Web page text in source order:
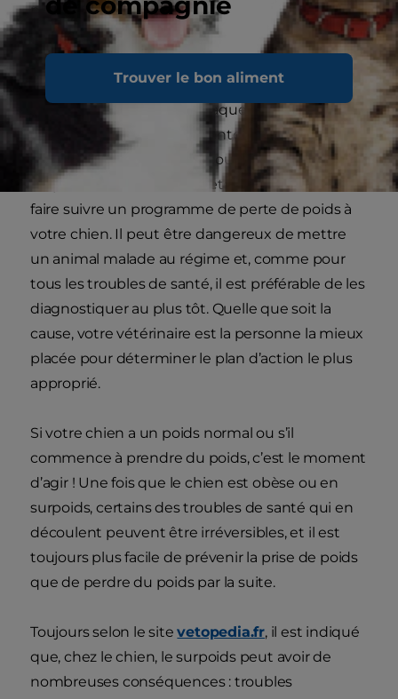
Trouver le bon aliment
poids.
De nombreuses raisons peuvent expliquer le
surpoids d’un chien. Certains troubles de santé,
comme les maladies cardiaques, peuvent
également impliquer une intolérance à
l’exercice physique. C’est pourquoi vous devez
toujours consulter votre vétérinaire avant de
faire suivre un programme de perte de poids à
votre chien. Il peut être dangereux de mettre
un animal malade au régime et, comme pour
tous les troubles de santé, il est préférable de les
diagnostiquer au plus tôt. Quelle que soit la
cause, votre vétérinaire est la personne la mieux
placée pour déterminer le plan d’action le plus
approprié.
Si votre chien a un poids normal ou s’il
commence à prendre du poids, c’est le moment
d’agir ! Une fois que le chien est obèse ou en
surpoids, certains des troubles de santé qui en
découlent peuvent être irréversibles, et il est
toujours plus facile de prévenir la prise de poids
que de perdre du poids par la suite.
Toujours selon le sitevetopedia.fr, il est indiqué
que, chez le chien, le surpoids peut avoir de
nombreuses conséquences : troubles